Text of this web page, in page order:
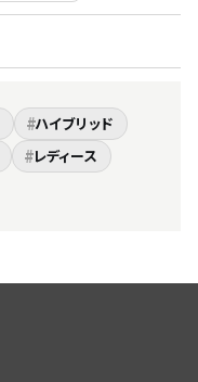
#ハイブリッド
#レディース